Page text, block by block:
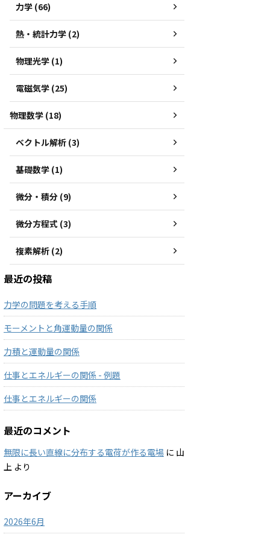
力学 (66)
熱・統計力学 (2)
物理光学 (1)
電磁気学 (25)
物理数学 (18)
ベクトル解析 (3)
基礎数学 (1)
微分・積分 (9)
微分方程式 (3)
複素解析 (2)
最近の投稿
力学の問題を考える手順
モーメントと角運動量の関係
力積と運動量の関係
仕事とエネルギーの関係 - 例題
仕事とエネルギーの関係
最近のコメント
無限に長い直線に分布する電荷が作る電場 に 山
上 より
アーカイブ
2026年6月